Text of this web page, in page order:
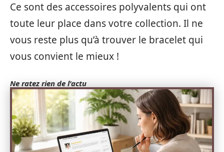
Ce sont des accessoires polyvalents qui ont
toute leur place dans votre collection. Il ne
vous reste plus qu’à trouver le bracelet qui
vous convient le mieux !
Ne ratez rien de l'actu